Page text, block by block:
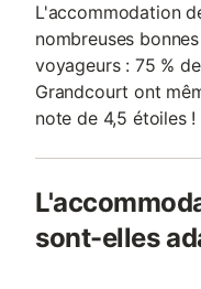
L'accommodation
nombreuses
voyageurs : 75 %
Grandcourt ont
note de 4,5 étoiles !
sont-elles